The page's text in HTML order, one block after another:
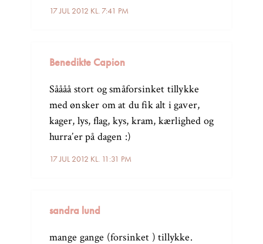
17 JUL 2012 KL. 7:41 PM
Benedikte Capion
17 JUL 2012 KL. 11:31 PM
Såååå stort og småforsinket tillykke
med ønsker om at du fik alt i gaver,
kager, lys, flag, kys, kram, kærlighed og
hurra’er på dagen :)
sandra lund
mange gange (forsinket ) tillykke.